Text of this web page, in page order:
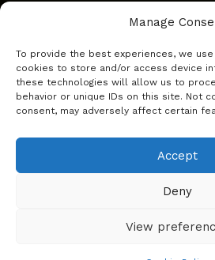
Manage
To provide the best experiences, we
cookies to store and/or access device
these technologies will allow us to
behavior or unique IDs on this site. Not
consent, may adversely affect certain
Accept
Deny
View
Bieži uzdoti jautājumi
Kur pirkt?
Sīkdatņu politika
Copyright © Latakko 2024